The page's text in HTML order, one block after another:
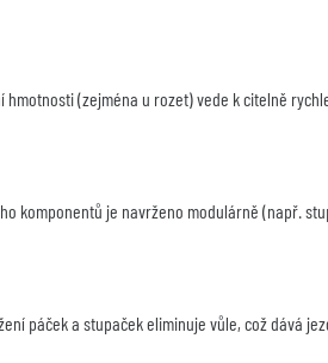
(zejména u rozet) vede k citelně
komponentů je navrženo modulárně (např.
páček a stupaček eliminuje vůle, což dává